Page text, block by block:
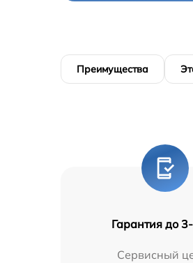
Преимущества
Гарантия до
Сервисный